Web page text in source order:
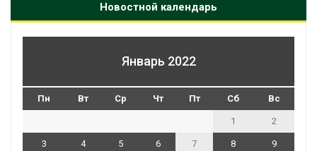
Новостной календарь
Январь 2022
Пн Вт Ср Чт Пт Сб Вс
1 2
3 4 5 6 7 8 9